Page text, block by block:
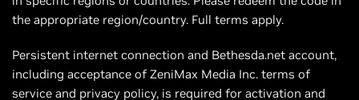
the appropriate region/country. Full terms apply.
Persistent internet connection and Bethesda.net account,
including acceptance of ZeniMax Media Inc. terms of
service and privacy policy, is required for activation and